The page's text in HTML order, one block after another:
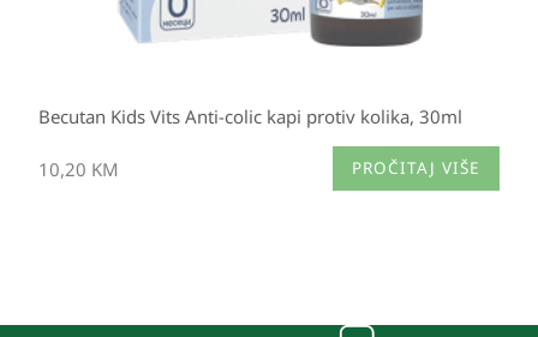
Becutan Kids Vits Anti-colic kapi protiv kolika, 30ml
10,20 KM PROČITAJ VIŠE